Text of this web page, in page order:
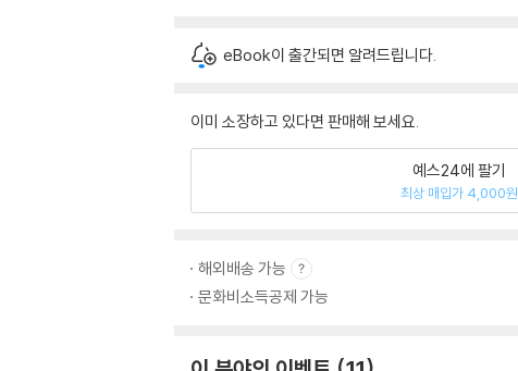
eBook이 출간되면 알려드립니다.
이미 소장하고 있다면 판매해 보세요.
예스24에 팔기
최상 매입가 4,000원
해외배송 가능
문화비소득공제 가능